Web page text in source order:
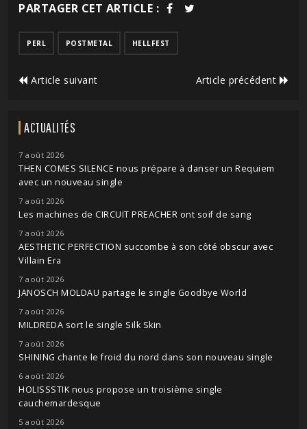
PARTAGER CET ARTICLE :
PERL POSTMETAL HELLFEST
Article suivant Article précédent
ACTUALITÉS
7 août 2026
THEN COMES SILENCE nous prépare à danser un Requiem
avec un nouveau single
7 août 2026
Les machines de CIRCUIT PREACHER ont soif de sang
7 août 2026
AESTHETIC PERFECTION succombe à son côté obscur avec
Villain Era
7 août 2026
JANOSCH MOLDAU partage le single Goodbye World
7 août 2026
MILDREDA sort le single Silk Skin
7 août 2026
SHINING chante le froid du nord dans son nouveau single
6 août 2026
HOLISSSTIK nous propose un troisième single
cauchemardesque
5 août 2026